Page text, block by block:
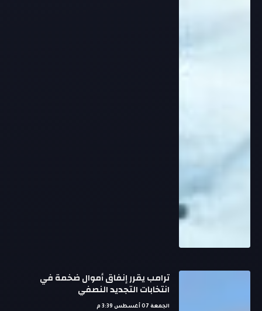
ترامب يقرر إنفاق أموال ضخمة في
انتخابات التجديد النصفي
الجمعة 07 أغسطس 3:39 م